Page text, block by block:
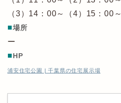
（3）14：00～（4）15：00～
■場所
ー
■HP
浦安住宅公園 | 千葉県の住宅展示場